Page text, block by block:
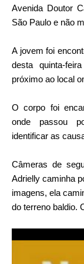
Avenida Doutor
São Paulo e não
A jovem foi
desta quinta-
próximo ao local
O corpo foi
onde passou
identificar as
Câmeras de
Adrielly caminha
imagens, ela
do terreno baldio.